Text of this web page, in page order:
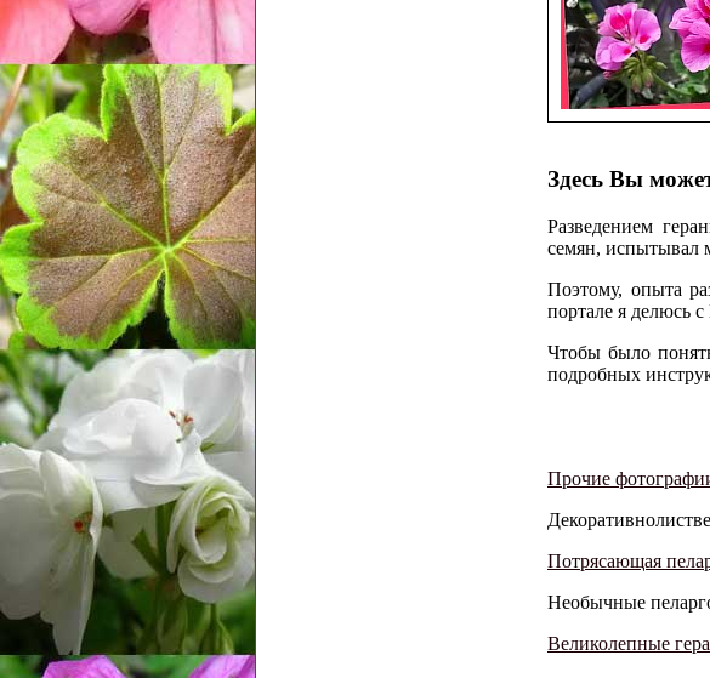
Здесь Вы
Разведением
семян, испытывал
Поэтому, опыта
портале я делюсь
Чтобы было
подробных
Прочие
Потрясающая
Необычные
Великолепные